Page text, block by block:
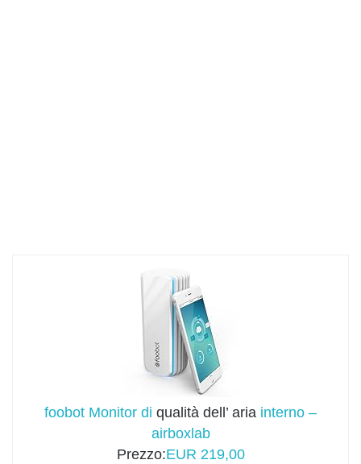
foobot Monitor di qualità dell’ aria interno –
airboxlab
Prezzo:EUR 219,00